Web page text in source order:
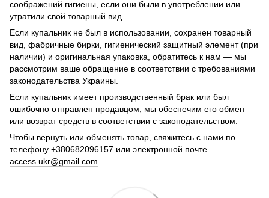
соображений гигиены, если они были в употреблении или
утратили свой товарный вид.
Если купальник не был в использовании, сохранен товарный
вид, фабричные бирки, гигиенический защитный элемент (при
наличии) и оригинальная упаковка, обратитесь к нам — мы
рассмотрим ваше обращение в соответствии с требованиями
законодательства Украины.
Если купальник имеет производственный брак или был
ошибочно отправлен продавцом, мы обеспечим его обмен
или возврат средств в соответствии с законодательством.
Чтобы вернуть или обменять товар, свяжитесь с нами по
телефону +380682096157 или электронной почте
access.ukr@gmail.com